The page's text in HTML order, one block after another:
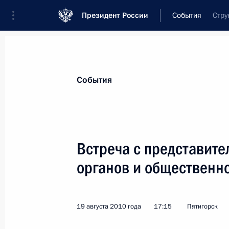
Президент России События
Новости
Послания Федеральному Собранию
Заявления по важнейшим вопросам
Речи и обращения
События
Встреча с
органов и
19 августа 2010 года 17:15 Пятигорск